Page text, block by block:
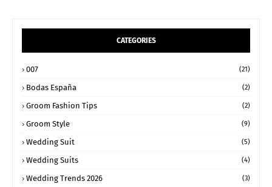
CATEGORIES
007 (21)
Bodas España (2)
Groom Fashion Tips (2)
Groom Style (9)
Wedding Suit (5)
Wedding Suits (4)
Wedding Trends 2026 (3)